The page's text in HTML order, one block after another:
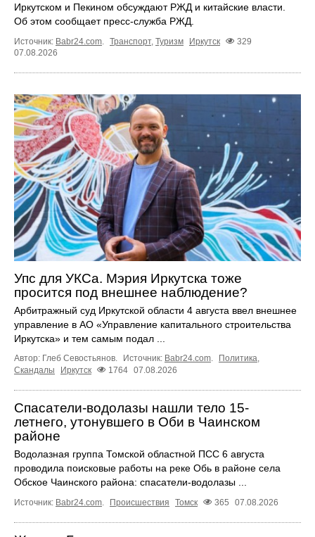
Иркутском и Пекином обсуждают РЖД и китайские власти.
Об этом сообщает пресс‑служба РЖД.
Источник: Babr24.com. Транспорт, Туризм Иркутск
329
07.08.2026
Упс для УКСа. Мэрия Иркутска тоже
просится под внешнее наблюдение?
Арбитражный суд Иркутской области 4 августа ввел внешнее
управление в АО «Управление капитального строительства
Иркутска» и тем самым подал ...
Автор: Глеб Севостьянов. Источник: Babr24.com Политика
Скандалы
Иркутск 1764 07.08.2026
Спасатели-водолазы нашли тело 15-
летнего, утонувшего в Оби в Чаинском
районе
Водолазная группа Томской областной ПСС 6 августа
проводила поисковые работы на реке Обь в районе села
Обское Чаинского района: спасатели-водолазы ...
Источник: Babr24.com. Происшествия Томск 365 07.08.2026